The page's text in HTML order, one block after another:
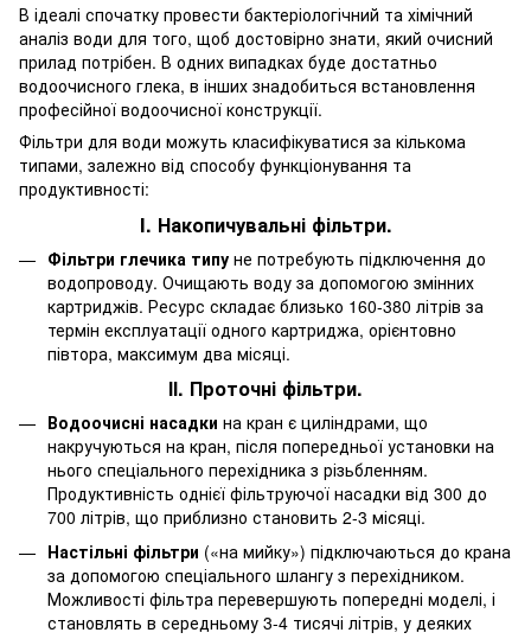
В ідеалі спочатку провести бактеріологічний та хімічний
аналіз води для того, щоб достовірно знати, який очисний
прилад потрібен. В одних випадках буде достатньо
водоочисного глека, в інших знадобиться встановлення
професійної водоочисної конструкції.
Фільтри для води можуть класифікуватися за кількома
типами, залежно від способу функціонування та
продуктивності:
I. Накопичувальні фільтри.
Фільтри глечика типу не потребують підключення до
водопроводу. Очищають воду за допомогою змінних
картриджів. Ресурс складає близько 160-380 літрів за
термін експлуатації одного картриджа, орієнтовно
півтора, максимум два місяці.
ІІ. Проточні фільтри.
Водоочисні насадки на кран є циліндрами, що
накручуються на кран, після попередньої установки на
нього спеціального перехідника з різьбленням.
Продуктивність однієї фільтруючої насадки від 300 до
700 літрів, що приблизно становить 2-3 місяці.
Настільні фільтри («на мийку») підключаються до крана
за допомогою спеціального шлангу з перехідником.
Можливості фільтра перевершують попередні моделі, і
становлять в середньому 3-4 тисячі літрів, у деяких